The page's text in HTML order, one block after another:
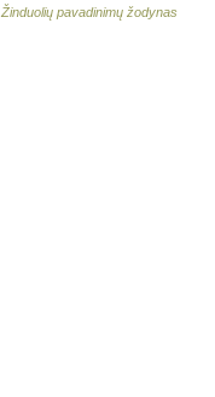
Žinduolių pavadinimų žodynas